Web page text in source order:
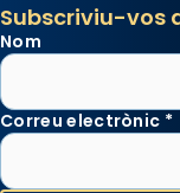
Subscriviu-vos
Nom
Correu electrònic *